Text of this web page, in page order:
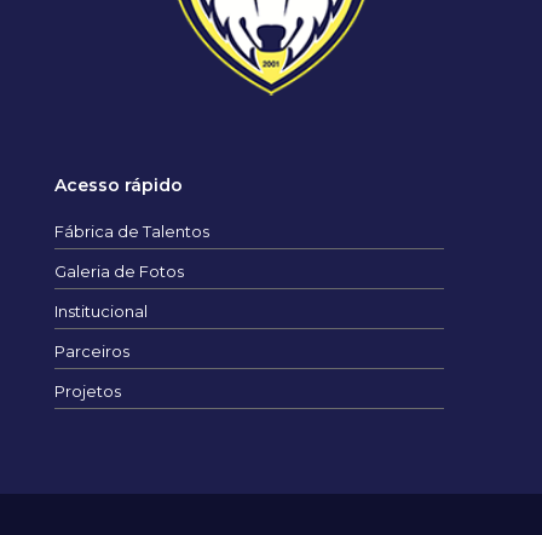
Acesso rápido
Fábrica de Talentos
Galeria de Fotos
Institucional
Parceiros
Projetos